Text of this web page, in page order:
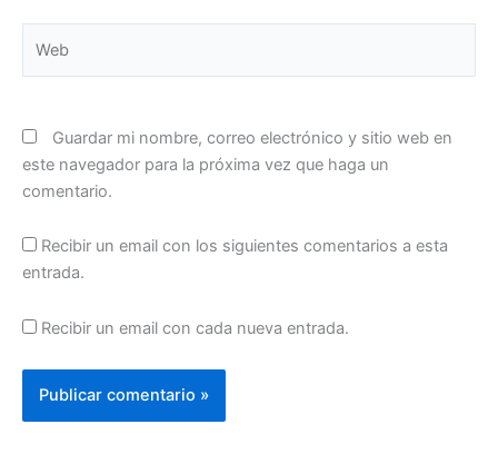
Guardar mi nombre, correo electrónico y sitio web en
este navegador para la próxima vez que haga un
comentario.
Recibir un email con los siguientes comentarios a esta
entrada.
Recibir un email con cada nueva entrada.